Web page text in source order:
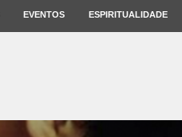
EVENTOS ESPIRITUALIDADE